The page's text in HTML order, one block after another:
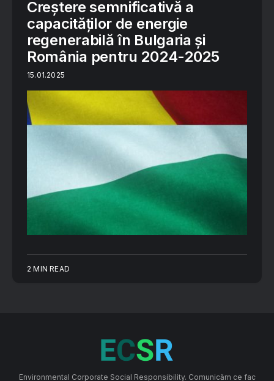
Creștere semnificativă a
capacităților de energie
regenerabilă în Bulgaria și
România pentru 2024-2025
15.01.2025
2 MIN READ
Environmental Corporate Social Responsibility. Comunicăm ce fac